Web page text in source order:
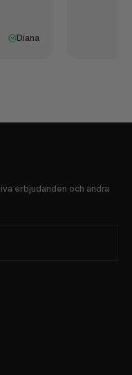
Diana
erbjudanden och andra